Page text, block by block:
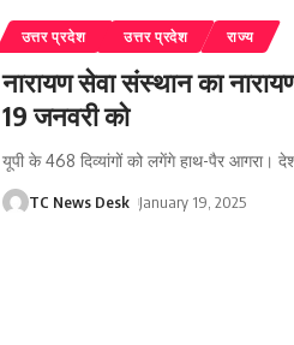
उत्तर प्रदेश उत्तर प्रदेश राज्य
नारायण सेवा संस्थान का
19 जनवरी को
यूपी के 468 दिव्यांगों को लगेंगे हाथ-पैर आगरा।
TC News Desk January 19, 2025